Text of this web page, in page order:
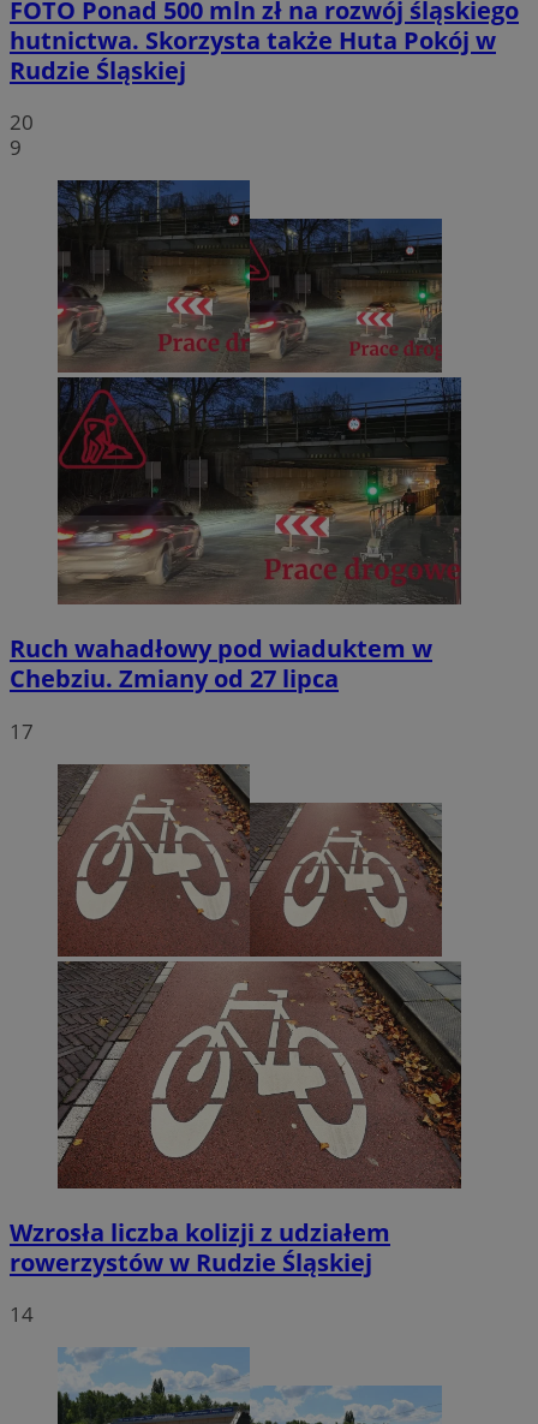
FOTO Ponad 500 mln zł na rozwój śląskiego
hutnictwa. Skorzysta także Huta Pokój w
Rudzie Śląskiej
20
9
Ruch wahadłowy pod wiaduktem w
Chebziu. Zmiany od 27 lipca
17
Wzrosła liczba kolizji z udziałem
rowerzystów w Rudzie Śląskiej
14